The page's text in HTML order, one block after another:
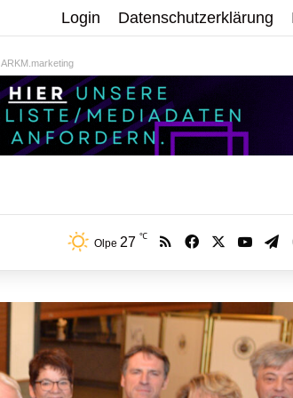
Login Datenschutzerklärung
ARKM.marketing
Olpe 27 ℃ RSS Facebook